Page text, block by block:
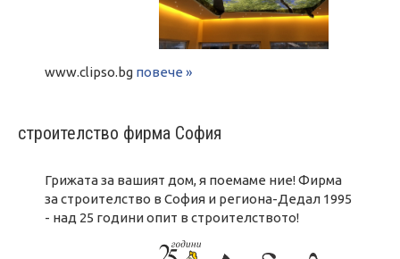
www.clipso.bg повече »
строителство фирма София
Грижата за вашият дом, я поемаме ние! Фирма
за строителство в София и региона-Дедал 1995
- над 25 години опит в строителството!